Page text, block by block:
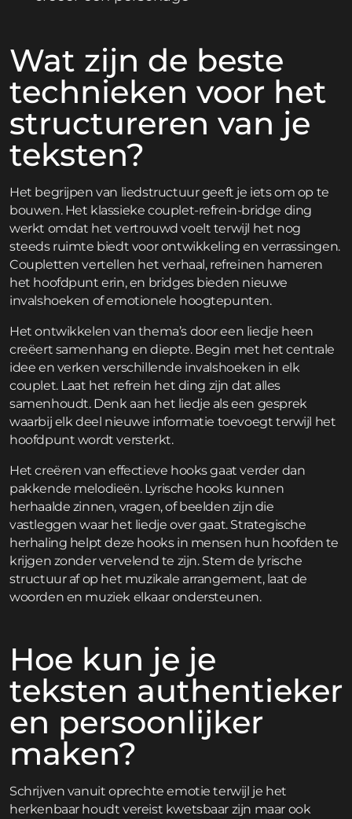
Wat zijn de beste
technieken voor het
structureren van je
teksten?
Het begrijpen van liedstructuur geeft je iets om op te
bouwen. Het klassieke couplet-refrein-bridge ding
werkt omdat het vertrouwd voelt terwijl het nog
steeds ruimte biedt voor ontwikkeling en verrassingen.
Coupletten vertellen het verhaal, refreinen hameren
het hoofdpunt erin, en bridges bieden nieuwe
invalshoeken of emotionele hoogtepunten.
Het ontwikkelen van thema’s door een liedje heen
creëert samenhang en diepte. Begin met het centrale
idee en verken verschillende invalshoeken in elk
couplet. Laat het refrein het ding zijn dat alles
samenhoudt. Denk aan het liedje als een gesprek
waarbij elk deel nieuwe informatie toevoegt terwijl het
hoofdpunt wordt versterkt.
Het creëren van effectieve hooks gaat verder dan
pakkende melodieën. Lyrische hooks kunnen
herhaalde zinnen, vragen, of beelden zijn die
vastleggen waar het liedje over gaat. Strategische
herhaling helpt deze hooks in mensen hun hoofden te
krijgen zonder vervelend te zijn. Stem de lyrische
structuur af op het muzikale arrangement, laat de
woorden en muziek elkaar ondersteunen.
Hoe kun je je
teksten authentieker
en persoonlijker
maken?
Schrijven vanuit oprechte emotie terwijl je het
herkenbaar houdt vereist kwetsbaar zijn maar ook